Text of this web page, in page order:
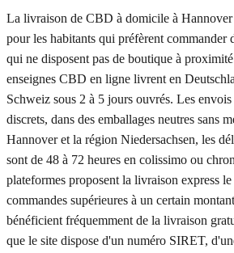
La livraison de CBD à domicile à
pour les habitants qui préfèrent commander
qui ne disposent pas de boutique à
enseignes CBD en ligne livrent en
Schweiz sous 2 à 5 jours ouvrés. Les
discrets, dans des emballages neutres sans
Hannover et la région Niedersachsen, les
sont de 48 à 72 heures en colissimo ou
plateformes proposent la livraison express
commandes supérieures à un certain
bénéficient fréquemment de la livraison
que le site dispose d'un numéro SIRET,